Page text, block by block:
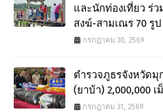
และนักท่องเที่ยว ร่
สงฆ์-สามเณร 70 รูป
กรกฎาคม 30, 2569
ตำรวจภูธรจังหวัด
(ยาบ้า) 2,000,000 เ
กรกฎาคม 31, 2569